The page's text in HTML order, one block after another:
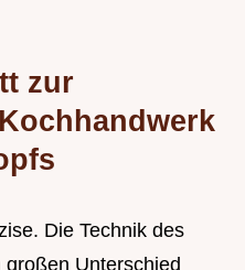
zur
Die Technik des
Unterschied